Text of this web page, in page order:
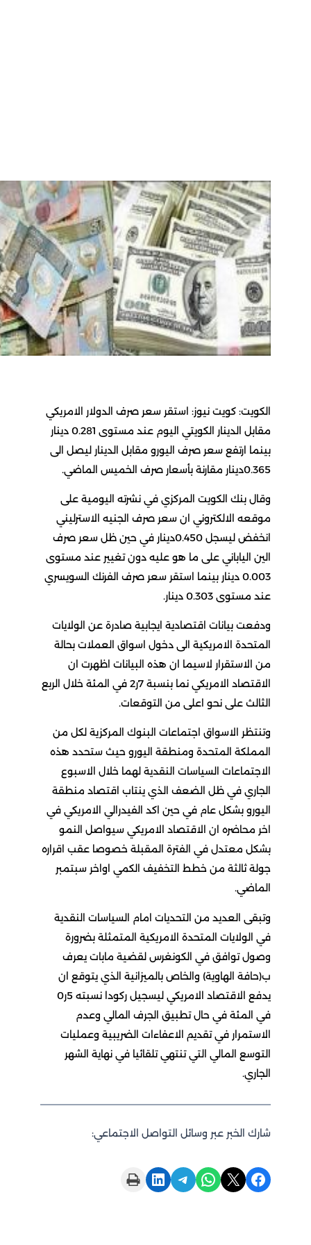
كويت نيوز: استقر سعر صرف الدولار الامريكي
مقابل الدينار الكويتي اليوم عند مستوى 0.281 دينار
ارتفع سعر صرف اليورو مقابل الدينار ليصل الى
بنك الكويت المركزي في نشرته اليومية على
الالكتروني ان سعر صرف الجنيه الاسترليني
انخفض ليسجل 0.450دينار في حين ظل سعر صرف
الياباني على ما هو عليه دون تغيير عند مستوى
0.003 دينار بينما استقر سعر صرف الفرنك السويسري
مستوى 0.303 دينار.
بيانات اقتصادية ايجابية صادرة عن الولايات
الامريكية الى دخول اسواق العملات بحالة
الاستقرار لاسيما ان هذه البيانات اظهرت ان
الاقتصاد الامريكي نما بنسبة 7ر2 في المئة خلال الربع
على نحو اعلى من التوقعات.
الاسواق اجتماعات البنوك المركزية لكل من
المتحدة ومنطقة اليورو حيث ستحدد هذه
السياسات النقدية لهما خلال الاسبوع
في ظل الضعف الذي ينتاب اقتصاد منطقة
بشكل عام في حين اكد الفيدرالي الامريكي في
محاضره ان الاقتصاد الامريكي سيواصل النمو
معتدل في الفترة المقبلة خصوصا عقب اقراره
ثالثة من خطط التخفيف الكمي اواخر سبتمبر
العديد من التحديات امام السياسات النقدية
الولايات المتحدة الامريكية المتمثلة بضرورة
توافق في الكونغرس لقضية مابات يعرف
الهاوية) والخاص بالميزانية الذي يتوقع ان
يدفع الاقتصاد الامريكي ليسجيل ركودا نسبته 5ر0
المئة في حال تطبيق الجرف المالي وعدم
في تقديم الاعفاءات الضريبية وعمليات
المالي التي تنتهي تلقائيا في نهاية الشهر
الخبر عبر وسائل التواصل الاجتماعي:
Share on WhatsApp
Share on Telegram
Share on LinkedIn
Print this Page